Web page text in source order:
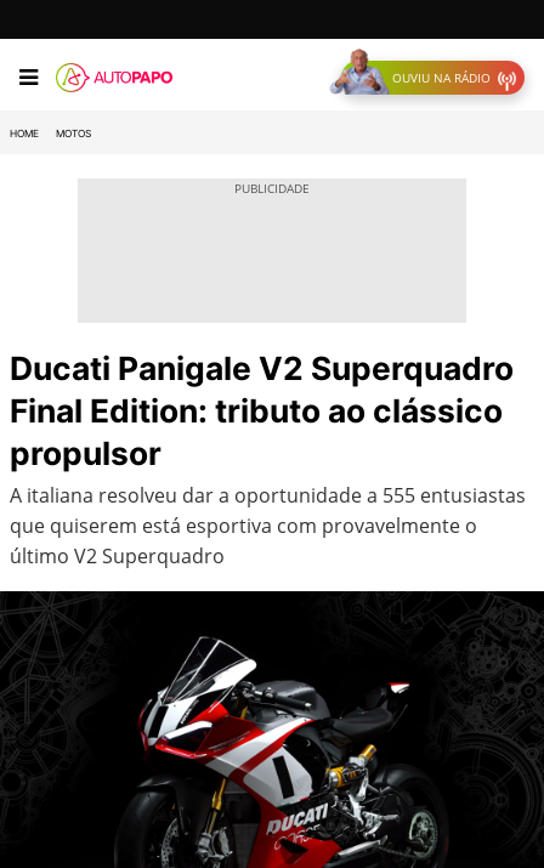
OUVIU NA RÁDIO
HOME MOTOS
Ducati Panigale V2 Superquadro
Final Edition: tributo ao clássico
propulsor
A italiana resolveu dar a oportunidade a 555 entusiastas
que quiserem está esportiva com provavelmente o
último V2 Superquadro